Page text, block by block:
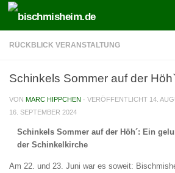
Zum Inhalt springen
RÜCKBLICK VERANSTALTUNG
Schinkels Sommer auf der
VON MARC HIPPCHEN · VERÖFFENTLICHT 14.
16. SEPTEMBER 2024
Schinkels Sommer auf der Höh´: Ein
der Schinkelkirche
Am 22. und 23. Juni war es soweit: